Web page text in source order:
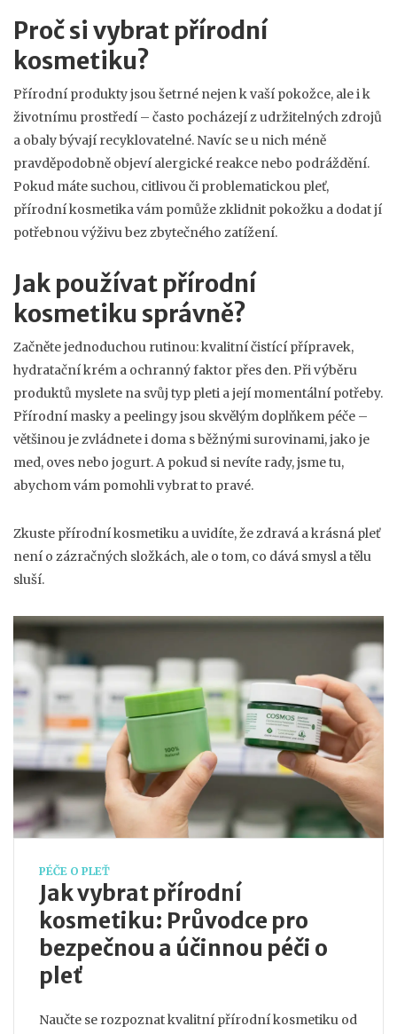
Proč si vybrat přírodní
kosmetiku?
Přírodní produkty jsou šetrné nejen k vaší pokožce, ale i k
životnímu prostředí – často pocházejí z udržitelných zdrojů
a obaly bývají recyklovatelné. Navíc se u nich méně
pravděpodobně objeví alergické reakce nebo podráždění.
Pokud máte suchou, citlivou či problematickou pleť,
přírodní kosmetika vám pomůže zklidnit pokožku a dodat jí
potřebnou výživu bez zbytečného zatížení.
Jak používat přírodní
kosmetiku správně?
Začněte jednoduchou rutinou: kvalitní čistící přípravek,
hydratační krém a ochranný faktor přes den. Při výběru
produktů myslete na svůj typ pleti a její momentální potřeby.
Přírodní masky a peelingy jsou skvělým doplňkem péče –
většinou je zvládnete i doma s běžnými surovinami, jako je
med, oves nebo jogurt. A pokud si nevíte rady, jsme tu,
abychom vám pomohli vybrat to pravé.
Zkuste přírodní kosmetiku a uvidíte, že zdravá a krásná pleť
není o zázračných složkách, ale o tom, co dává smysl a tělu
sluší.
PÉČE O PLEŤ
Jak vybrat přírodní
kosmetiku: Průvodce pro
bezpečnou a účinnou péči o
pleť
Naučte se rozpoznat kvalitní přírodní kosmetiku od